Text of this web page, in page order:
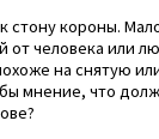
стону короны.
от человека или
на снятую
мнение, что